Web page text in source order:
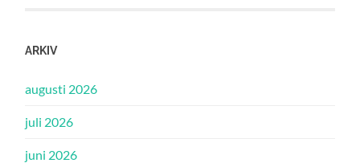
ARKIV
augusti 2026
juli 2026
juni 2026